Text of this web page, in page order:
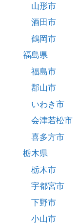
山形市
酒田市
鶴岡市
福島県
福島市
郡山市
いわき市
会津若松市
喜多方市
栃木県
栃木市
宇都宮市
下野市
小山市